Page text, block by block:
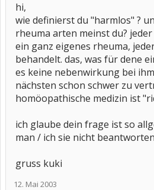
hi,
wie definierst du "harmlos" ?
rheuma arten meinst du?
ein ganz eigenes rheuma,
behandelt. das, was für dene
es keine nebenwirkung bei
nächsten schon schwer zu
homöopathische medizin ist
ich glaube dein frage ist so
man / ich sie nicht
gruss kuki
12. Mai 2003